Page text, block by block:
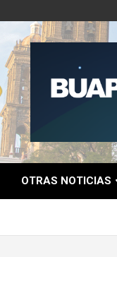
OTRAS NOTICIAS